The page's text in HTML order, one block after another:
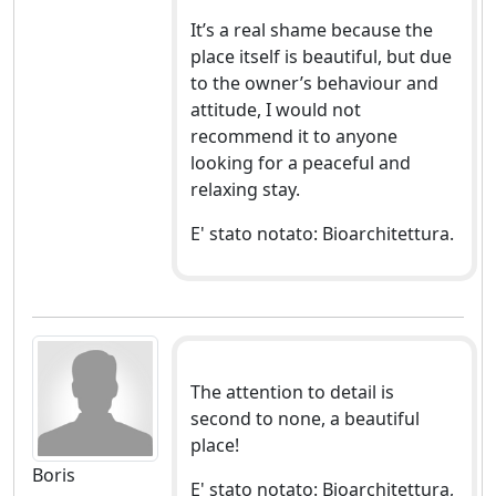
It’s a real shame because the
place itself is beautiful, but due
to the owner’s behaviour and
attitude, I would not
recommend it to anyone
looking for a peaceful and
relaxing stay.
E' stato notato: Bioarchitettura.
Boris
The attention to detail is
second to none, a beautiful
place!
E' stato notato: Bioarchitettura,